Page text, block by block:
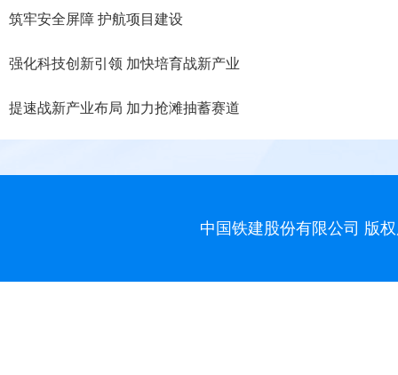
筑牢安全屏障 护航项目建设
强化科技创新引领 加快培育战新产业
提速战新产业布局 加力抢滩抽蓄赛道
中国铁建股份有限公司 版